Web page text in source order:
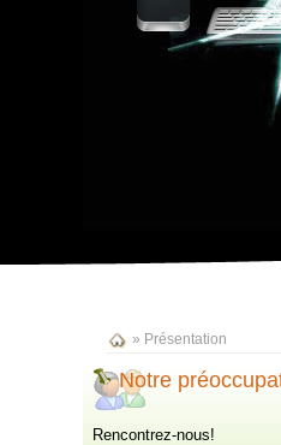
» Présentation
Notre
Rencontrez-nous!